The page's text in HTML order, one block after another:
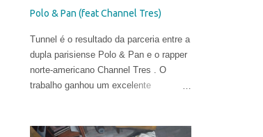
Polo & Pan (feat Channel Tres)
Tunnel é o resultado da parceria entre a
dupla parisiense Polo & Pan e o rapper
norte-americano Channel Tres . O
trabalho ganhou um excelente
produzido pela equipe da Téléphone